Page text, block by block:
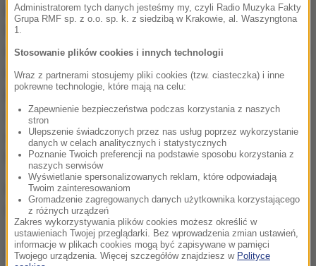
praktyk walutowych i handlowych nie będzie się
trzymał porozumienia z ChRL z roku 1979 o
wznowieniu stosunków dyplomatycznych. Zgodnie z
umową USA nie uznają dyplomatycznie Tajwanu
przestrzegając zasad polityki tzw. "jednych Chin".
Zakłada ona istnienie tylko jednego państwa
złożonego z Chin kontynentalnych, Hongkongu,
Makau i Tajwanu.
Pytany przez "WSJ" czy poparłby zasadę “jednych
Chin" odparł, że wszystko jest kwestią negocjacji.
Dalsza część artykułu pod materiałem video:
Administratorem tych danych jesteśmy my, czyli Radio Muzyka Fakty
Grupa RMF sp. z o.o. sp. k. z siedzibą w Krakowie, al. Waszyngtona
1.
Stosowanie plików cookies i innych technologii
Wraz z partnerami stosujemy pliki cookies (tzw. ciasteczka) i inne
pokrewne technologie, które mają na celu:
Zapewnienie bezpieczeństwa podczas korzystania z naszych
stron
Ulepszenie świadczonych przez nas usług poprzez wykorzystanie
danych w celach analitycznych i statystycznych
Poznanie Twoich preferencji na podstawie sposobu korzystania z
naszych serwisów
Wyświetlanie spersonalizowanych reklam, które odpowiadają
Twoim zainteresowaniom
Gromadzenie zagregowanych danych użytkownika korzystającego
z różnych urządzeń
Zakres wykorzystywania plików cookies możesz określić w
ustawieniach Twojej przeglądarki. Bez wprowadzenia zmian ustawień,
informacje w plikach cookies mogą być zapisywane w pamięci
Twojego urządzenia. Więcej szczegółów znajdziesz w Polityce